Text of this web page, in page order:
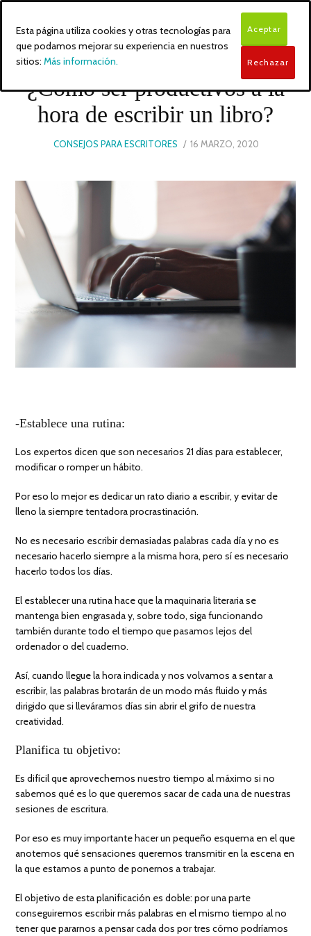
¿Cómo ser productivos a la
hora de escribir un libro?
CONSEJOS PARA ESCRITORES
POSTED
16 MARZO, 2020
-Establece una rutina:
Los expertos dicen que son necesarios 21 días para establecer,
modificar o romper un hábito.
Por eso lo mejor es dedicar un rato diario a escribir, y evitar de
lleno la siempre tentadora procrastinación.
No es necesario escribir demasiadas palabras cada día y no es
necesario hacerlo siempre a la misma hora, pero sí es necesario
hacerlo todos los días.
El establecer una rutina hace que la maquinaria literaria se
mantenga bien engrasada y, sobre todo, siga funcionando
también durante todo el tiempo que pasamos lejos del
ordenador o del cuaderno.
Así, cuando llegue la hora indicada y nos volvamos a sentar a
escribir, las palabras brotarán de un modo más fluido y más
dirigido que si lleváramos días sin abrir el grifo de nuestra
creatividad.
Planifica tu objetivo:
Es difícil que aprovechemos nuestro tiempo al máximo si no
sabemos qué es lo que queremos sacar de cada una de nuestras
sesiones de escritura.
Por eso es muy importante hacer un pequeño esquema en el que
anotemos qué sensaciones queremos transmitir en la escena en
la que estamos a punto de ponernos a trabajar.
El objetivo de esta planificación es doble: por una parte
conseguiremos escribir más palabras en el mismo tiempo al no
tener que pararnos a pensar cada dos por tres cómo podríamos
Esta página utiliza cookies y otras tecnologías para
que podamos mejorar su experiencia en nuestros
sitios: Más información.
Aceptar
Rechazar